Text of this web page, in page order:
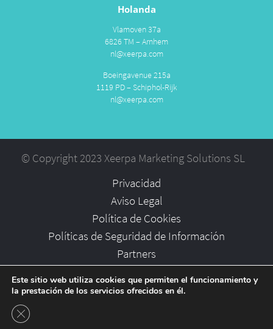
Holanda
Vlamoven 37a
6826 TM – Arnhem
nl@xeerpa.com
Boeingavenue 215a
1119 PD – Schiphol-Rijk
nl@xeerpa.com
© Copyright 2023 Xeerpa Marketing Solutions SL
Privacidad
Aviso Legal
Política de Cookies
Políticas de Seguridad de Información
Partners
Este sitio web utiliza cookies que permiten el funcionamiento y
la prestación de los servicios ofrecidos en él.
Cerrar el banner de cookies RGPD